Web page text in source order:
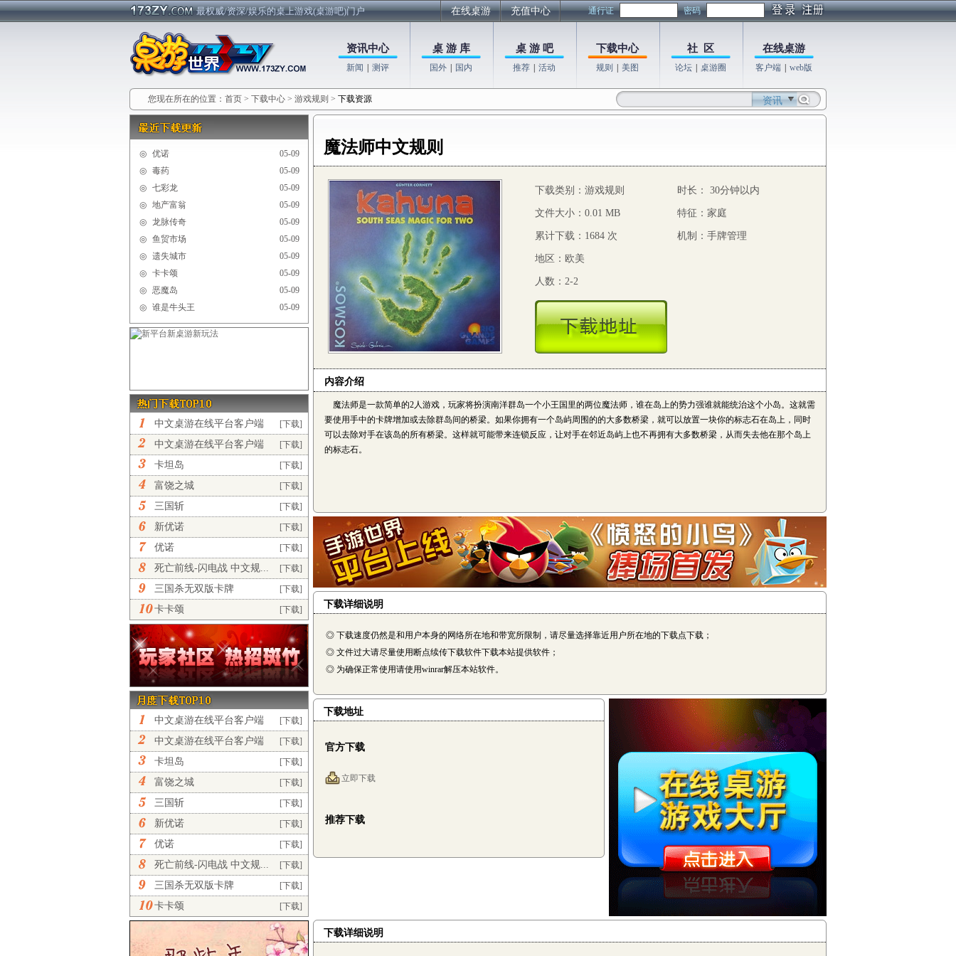
最权威/资深/娱乐的桌上游戏(桌游吧)门户 在线桌游 充值中心 通行证 密码
资讯中心
新闻 测评
桌 游 库
国外 国内
桌 游 吧
推荐 活动
下载中心
规则 美图
社 区
论坛 桌游圈
在线桌游
客户端 web版
您现在所在的位置： 首页 > 下载中心 > 游戏规则 > 下载资源 资讯
05-09
◎ 优诺
05-09
◎ 毒药
05-09
◎ 七彩龙
05-09
◎ 地产富翁
05-09
◎ 龙脉传奇
05-09
◎ 鱼贸市场
05-09
◎ 遗失城市
05-09
◎ 卡卡颂
05-09
◎ 恶魔岛
05-09
◎ 谁是牛头王
[下载]
中文桌游在线平台客户端
完... [下载]
中文桌游在线平台客户端
正... [下载]
卡坦岛
[下载]
富饶之城
[下载]
三国斩
[下载]
新优诺
[下载]
优诺
[下载]
死亡前线-闪电战 中文规...
[下载]
三国杀无双版卡牌
[下载]
卡卡颂
[下载]
中文桌游在线平台客户端
完... [下载]
中文桌游在线平台客户端
正... [下载]
卡坦岛
[下载]
富饶之城
[下载]
三国斩
[下载]
新优诺
[下载]
优诺
[下载]
死亡前线-闪电战 中文规...
[下载]
三国杀无双版卡牌
[下载]
卡卡颂
魔法师中文规则
下载类别：游戏规则
文件大小：0.01 MB
累计下载：1684 次
地区：欧美
人数：2-2
时长： 30分钟以内
特征：家庭
机制：手牌管理
内容介绍
魔法师是一款简单的2人游戏，玩家将扮演南洋群岛一个小王国里的两位魔法师，谁在岛上的势力强谁就能统治这个小岛。这就需
要使用手中的卡牌增加或去除群岛间的桥梁。如果你拥有一个岛屿周围的的大多数桥梁，就可以放置一块你的标志石在岛上，同时
可以去除对手在该岛的所有桥梁。这样就可能带来连锁反应，让对手在邻近岛屿上也不再拥有大多数桥梁，从而失去他在那个岛上
的标志石。
下载详细说明
◎ 下载速度仍然是和用户本身的网络所在地和带宽所限制，请尽量选择靠近用户所在地的下载点下载；
◎ 文件过大请尽量使用断点续传下载软件下载本站提供软件；
◎ 为确保正常使用请使用winrar解压本站软件。
下载地址
官方下载
立即下载
推荐下载
下载详细说明